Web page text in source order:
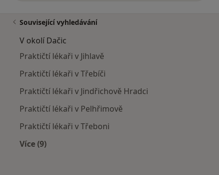
Související vyhledávání
V okolí Dačic
Praktičtí lékaři v Jihlavě
Praktičtí lékaři v Třebíči
Praktičtí lékaři v Jindřichově Hradci
Praktičtí lékaři v Pelhřimově
Praktičtí lékaři v Třeboni
Více (9)